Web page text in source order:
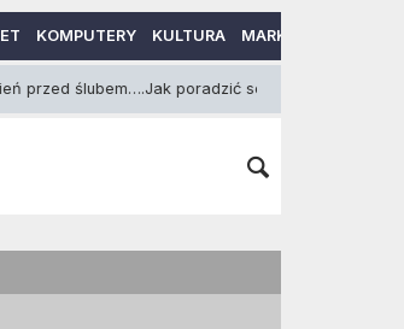
KOMPUTERY KULTURA MARKETING
poradzić sobie ze stresem?